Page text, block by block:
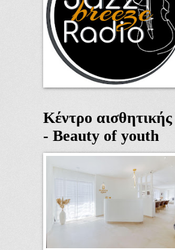
Κέντρο αισθητικής
- Beauty of youth